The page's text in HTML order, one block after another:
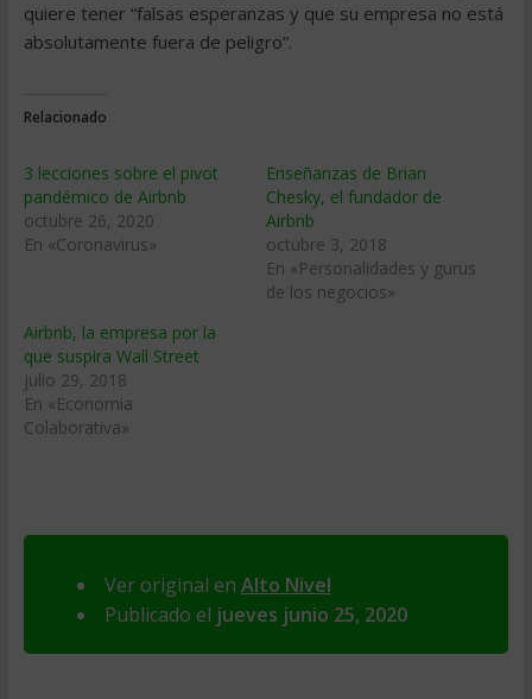
quiere tener “falsas esperanzas y que su empresa no está
absolutamente fuera de peligro”.
Relacionado
3 lecciones sobre el pivot
pandémico de Airbnb
octubre 26, 2020
En «Coronavirus»
Enseñanzas de Brian
Chesky, el fundador de
Airbnb
octubre 3, 2018
En «Personalidades y gurus
de los negocios»
Airbnb, la empresa por la
que suspira Wall Street
julio 29, 2018
En «Economia
Colaborativa»
Ver original en Alto Nivel
Publicado el jueves junio 25, 2020